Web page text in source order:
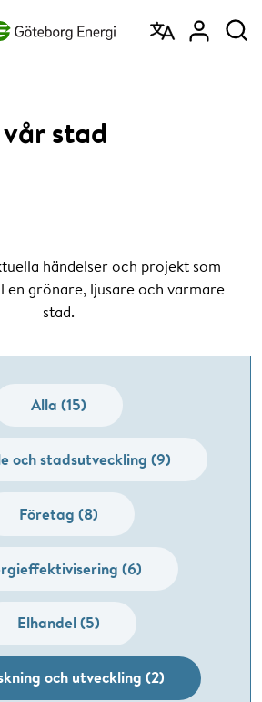
stad
händelser och projekt som
grönare, ljusare och varmare
stad.
Alla (15)
och stadsutveckling (9)
Företag (8)
(6)
Elhandel (5)
och utveckling (2)